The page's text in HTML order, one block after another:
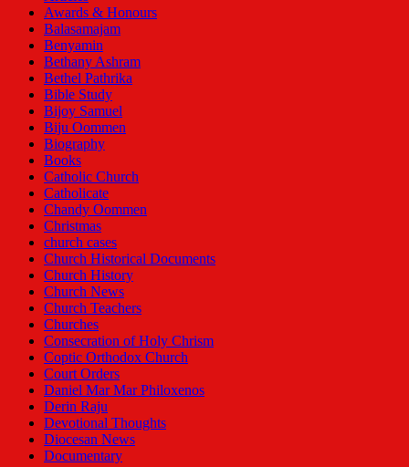
Awards & Honours
Balasamajam
Benyamin
Bethany Ashram
Bethel Pathrika
Bible Study
Bijoy Samuel
Biju Oommen
Biography
Books
Catholic Church
Catholicate
Chandy Oommen
Christmas
church cases
Church Historical Documents
Church History
Church News
Church Teachers
Churches
Consecration of Holy Chrism
Coptic Orthodox Church
Court Orders
Daniel Mar Mar Philoxenos
Derin Raju
Devotional Thoughts
Diocesan News
Documentary